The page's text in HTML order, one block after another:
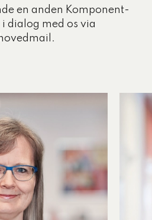
en anden Komponent-
dialog med os via